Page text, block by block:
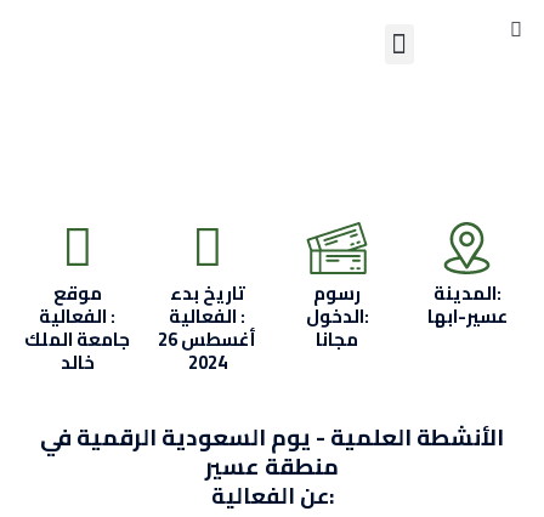
Menu
موقع
الفعالية :
جامعة الملك
خالد
تاريخ بدء
الفعالية :
26 أغسطس
2024
رسوم
الدخول:
مجانا
المدينة:
عسير-ابها
الأنشطة العلمية - يوم السعودية الرقمية في
منطقة عسير
عن الفعالية: